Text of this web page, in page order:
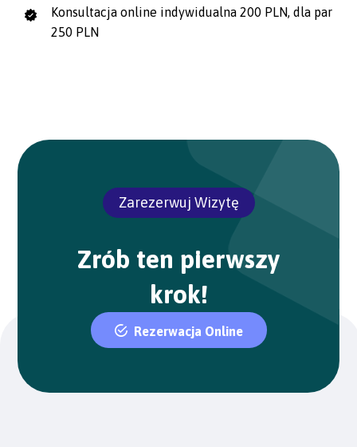
Konsultacja online indywidualna 200 PLN, dla par
250 PLN
Zarezerwuj Wizytę
Zrób ten pierwszy
krok!
Rezerwacja Online